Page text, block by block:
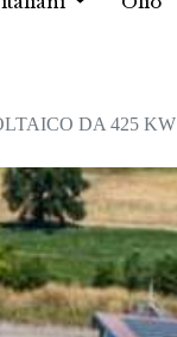
DA 425 KW